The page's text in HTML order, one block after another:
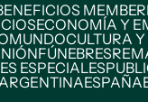
MEMBER
ECONOMÍA Y
MUNDOCULTURA
FÚNEBRES
ESPECIALES
ESPAÑA